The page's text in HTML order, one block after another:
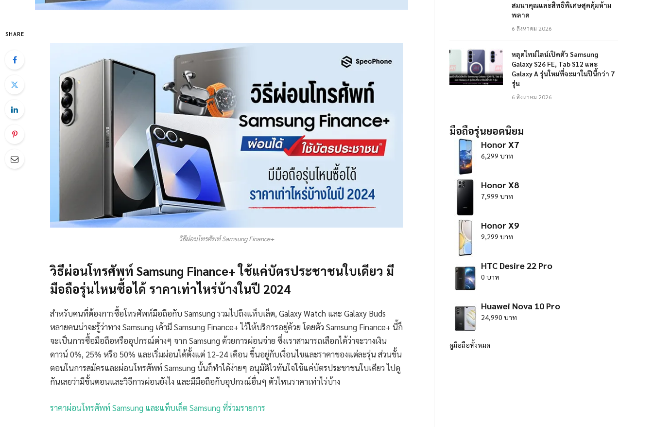
SHARE
วิธีผ่อนโทรศัพท์ Samsung Finance+
วิธีผ่อนโทรศัพท์ Samsung Finance+ ใช้แค่บัตรประชาชนใบเดียว มี
มือถือรุ่นไหนซื้อได้ ราคาเท่าไหร่บ้างในปี 2024
สำหรับคนที่ต้องการซื้อโทรศัพท์มือถือกับ Samsung รวมไปถึงแท็บเล็ต, Galaxy Watch และ Galaxy Buds
หลายคนน่าจะรู้ว่าทาง Samsung เค้ามี Samsung Finance+ ไว้ให้บริการอยู่ด้วย โดยตัว Samsung Finance+ นี้ก็
จะเป็นการซื้อมือถือหรืออุปกรณ์ต่างๆ จาก Samsung ด้วยการผ่อนจ่าย ซึ่งเราสามารถเลือกได้ว่าจะวางเงิน
ดาวน์ 0%, 25% หรือ 50% และเริ่มผ่อนได้ตั้งแต่ 12-24 เดือน ขึ้นอยู่กับเงื่อนไขและราคาของแต่ละรุ่น ส่วนขั้น
ตอนในการสมัครและผ่อนโทรศัพท์ Samsung นั้นก็ทำได้ง่ายๆ อนุมัติไวทันใจใช้แค่บัตรประชาชนใบเดียว ไปดู
กันเลยว่ามีขั้นตอนและวิธีการผ่อนยังไง และมีมือถือกับอุปกรณ์อื่นๆ ตัวไหนราคาเท่าไร่บ้าง
ราคาผ่อนโทรศัพท์ Samsung และแท็บเล็ต Samsung ที่ร่วมรายการ
สมนาคุณและสิทธิพิเศษสุดคุ้มห้าม
พลาด
6 สิงหาคม 2026
หลุดไทม์ไลน์เปิดตัว Samsung
Galaxy S26 FE, Tab S12 และ
Galaxy A รุ่นใหม่ที่จะมาในปีนี้กว่า 7
รุ่น
6 สิงหาคม 2026
มือถือรุ่นยอดนิยม
Honor X7
6,299 บาท
Honor X8
7,999 บาท
Honor X9
9,299 บาท
HTC Desire 22 Pro
0 บาท
Huawei Nova 10 Pro
24,990 บาท
ดูมือถือทั้งหมด